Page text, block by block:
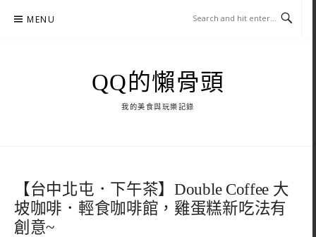
MENU
QQ的懶骨頭
我的美食與玩樂記錄
【台中北屯．下午茶】Double Coffee 大
坡咖啡．輕食咖啡館，雞蛋糕新吃法有
創意~